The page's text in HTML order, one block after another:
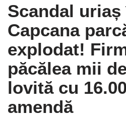
Scandal uriaș
Capcana
explodat!
păcălea mii
lovită cu
amendă